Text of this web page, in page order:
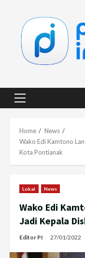
content
Primary
Home
News
Wako Edi Kamtono
Kota Pontianak
Lokal News
Wako Edi
Jadi Kepala
Editor PI 27/01/2022